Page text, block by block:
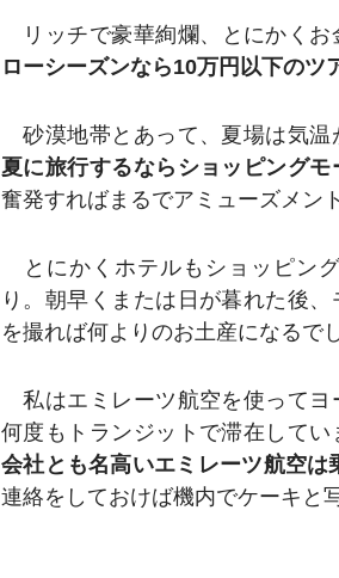
リッチで豪華絢爛、とにかく
ローシーズンなら10万円以下の
砂漠地帯とあって、夏場は気温
夏に旅行するならショッピング
奮発すればまるでアミューズメン
とにかくホテルもショッピン
り。朝早くまたは日が暮れた後
を撮れば何よりのお土産になるで
私はエミレーツ航空を使ってヨ
何度もトランジットで滞在してい
会社とも名高いエミレーツ航空
連絡をしておけば機内でケーキと